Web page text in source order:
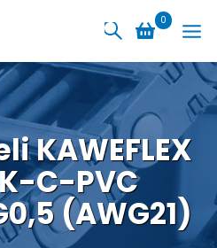
0
KAWEFLEX
C-PVC
(AWG21)